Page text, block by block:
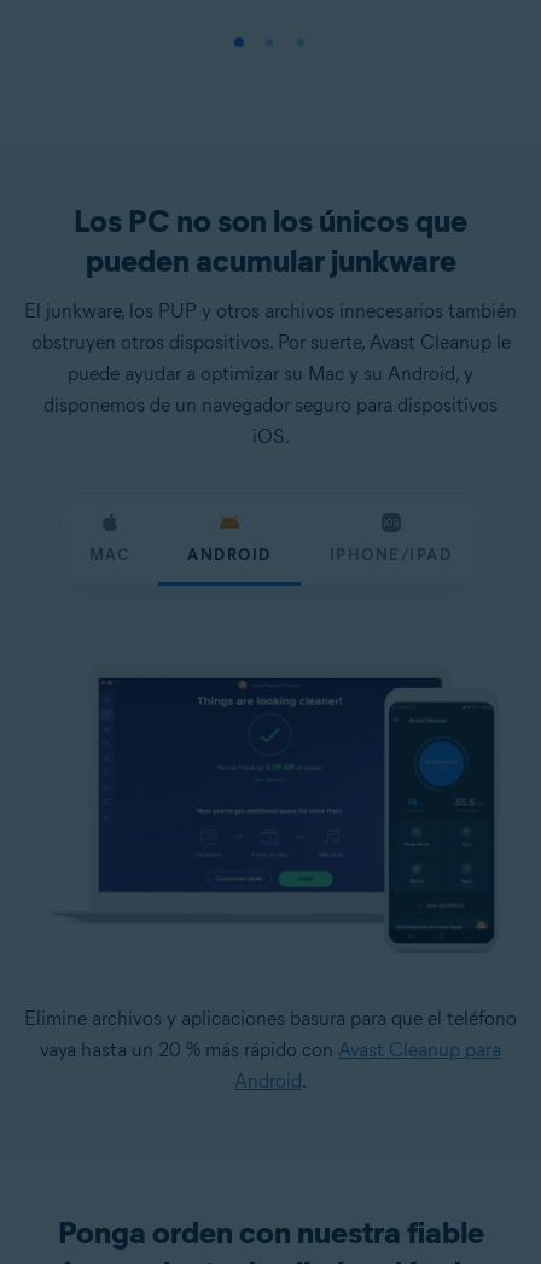
Los PC no son los únicos que
pueden acumular junkware
El junkware, los PUP y otros archivos innecesarios también
obstruyen otros dispositivos. Por suerte, Avast Cleanup le
puede ayudar a optimizar su Mac y su Android, y
disponemos de un navegador seguro para dispositivos
iOS.
MAC ANDROID IPHONE/IPAD
Elimine archivos y aplicaciones basura para que el teléfono
vaya hasta un 20 % más rápido con Avast Cleanup para
Android.
Ponga orden con nuestra fiable